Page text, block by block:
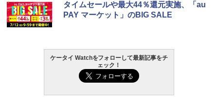
タイムセールや最大44％還元実施、「au
PAY マーケット」のBIG SALE
ケータイ Watchをフォローして最新記事をチ
ェック！